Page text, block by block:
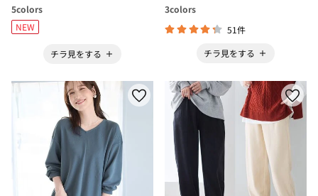
5colors
NEW
チラ見をする
3colors
51件
チラ見をする